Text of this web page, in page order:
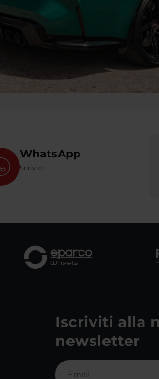
WhatsApp
Scrivici.
Iscriviti alla
newsletter